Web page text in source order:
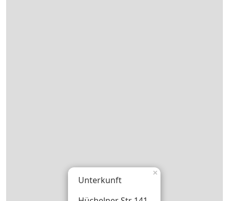
Unterkunft
×